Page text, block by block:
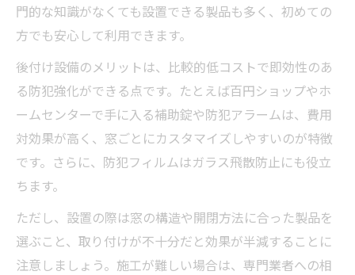
門的な知識がなくても設置できる製品も多く、初めての
方でも安心して利用できます。
後付け設備のメリットは、比較的低コストで即効性のあ
る防犯強化ができる点です。たとえば百円ショップやホ
ームセンターで手に入る補助錠や防犯アラームは、費用
対効果が高く、窓ごとにカスタマイズしやすいのが特徴
です。さらに、防犯フィルムはガラス飛散防止にも役立
ちます。
ただし、設置の際は窓の構造や開閉方法に合った製品を
選ぶこと、取り付けが不十分だと効果が半減することに
注意しましょう。施工が難しい場合は、専門業者への相